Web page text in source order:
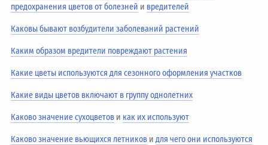
предохранения цветов от болезней и вредителей
Каковы бывают возбудители заболеваний растений
Каким образом вредители повреждают растения
Какие цветы используются для сезонного оформления участков
Какие виды цветов включают в группу однолетних
Каково значение сухоцветов и как их используют
Каково значение вьющихся летников идля чего они используются